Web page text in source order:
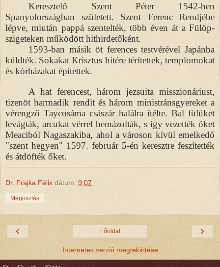
Keresztelő Szent Péter 1542-ben
Spanyolországban született. Szent Ferenc Rendjébe
lépve, miután pappá szentelték, több éven át a Fülöp-
szigeteken működött hithirdetőként.
1593-ban másik öt ferences testvérével Japánba
küldték. Sokakat Krisztus hitére térítettek, templomokat
és kórházakat építettek.
A hat ferencest, három jezsuita misszionáriust,
tizenöt harmadik rendit és három ministránsgyereket a
vérengző Taycosáma császár halálra ítélte. Bal fülüket
levágták, arcukat vérrel bemázolták, s így vezették őket
Meaciból Nagaszakiba, ahol a városon kívül emelkedő
"szent hegyen" 1597. február 5-én keresztre feszítették
és átdöfték őket.
Dr. Frajka Félix dátum: 9:07
Megosztás
‹ ›
Főoldal
Internetes verzió megtekintése